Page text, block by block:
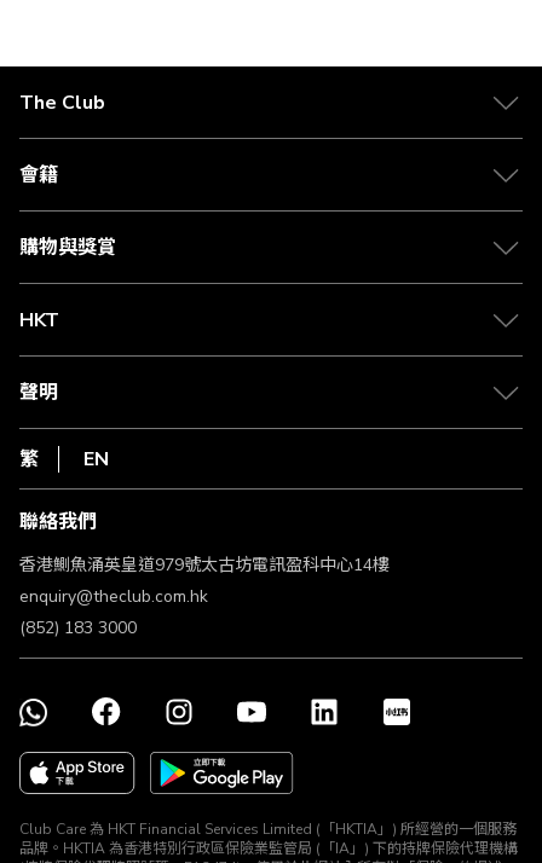
The Club
關於 The Club
合作夥伴
媒體中心
會籍
會籍及專屬禮遇
賺取積分
購物與獎賞
物流與配送
Club Shopping 商品領取站
常見問題
HKT
csl.
1010
HKT
聲明
私隱聲明
使用條款
條款及細則
不歧視及不騷擾聲明
認可牌照及通告
繁 EN
聯絡我們
香港鰂魚涌英皇道979號太古坊電訊盈科中心14樓
enquiry@theclub.com.hk
(852) 183 3000
Club Care 為 HKT Financial Services Limited (「HKTIA」) 所經營的一個服務
品牌。HKTIA 為香港特別行政區保險業監管局 (「IA」) 下的持牌保險代理機構